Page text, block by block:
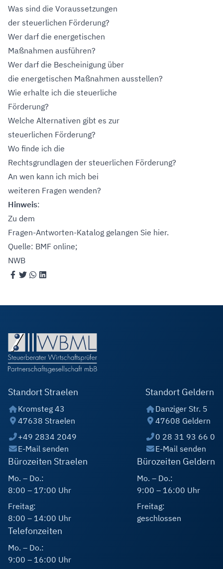
Was sind die Voraussetzungen
der steuerlichen Förderung?
Wer darf die energetischen
Maßnahmen ausführen?
Wer darf die Bescheinigung über
die energetischen Maßnahmen ausstellen?
Wie erhalte ich die steuerliche
Förderung?
Welche Alternativen gibt es zur
steuerlichen Förderung?
Wo finde ich die
Rechtsgrundlagen der steuerlichen Förderung?
An wen kann ich mich bei
weiteren Fragen wenden?
Hinweis:
Zu dem
Fragen-Antworten-Katalog gelangen Sie hier.
Quelle: BMF online;
NWB
Standort Straelen
Kromsteg 43
47638 Straelen
+49 2834 2049
E-Mail senden
Standort Geldern
Danziger Str. 5
47608 Geldern
0 28 31 93 66 0
E-Mail senden
Bürozeiten Straelen
Mo. – Do.:
8:00 – 17:00 Uhr
Freitag:
8:00 – 14:00 Uhr
Bürozeiten Geldern
Mo. – Do.:
9:00 – 16:00 Uhr
Freitag:
geschlossen
Telefonzeiten
Mo. – Do.:
9:00 – 16:00 Uhr